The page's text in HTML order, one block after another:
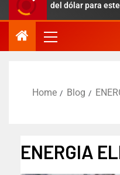
del dólar para este sábado
Home Blog
ENERGIA